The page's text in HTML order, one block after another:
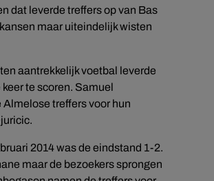
dat leverde treffers op van Bas
maar uiteindelijk wisten
aantrekkelijk voetbal leverde
te scoren. Samuel
treffers voor hun
2014 was de eindstand 1-2.
maar de bezoekers sprongen